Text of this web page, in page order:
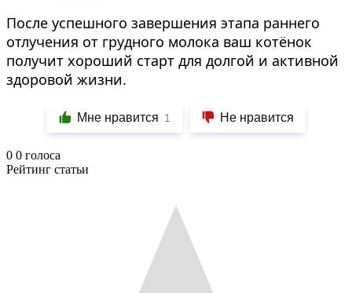
После успешного завершения этапа раннего
отлучения от грудного молока ваш котёнок
получит хороший старт для долгой и активной
здоровой жизни.
Мне нравится 1 Не нравится
0 0 голоса
Рейтинг статьи